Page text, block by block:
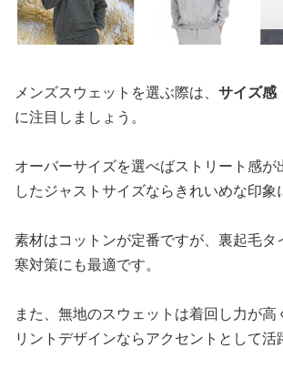
メンズスウェットを選ぶ際は、 サイズ感
に注目しましょう。
オーバーサイズを選べばストリート感が
したジャストサイズならきれいめな印象
素材はコットンが定番ですが、裏起毛タ
寒対策にも最適です。
また、無地のスウェットは着回し力が
リントデザインならアクセントとして活